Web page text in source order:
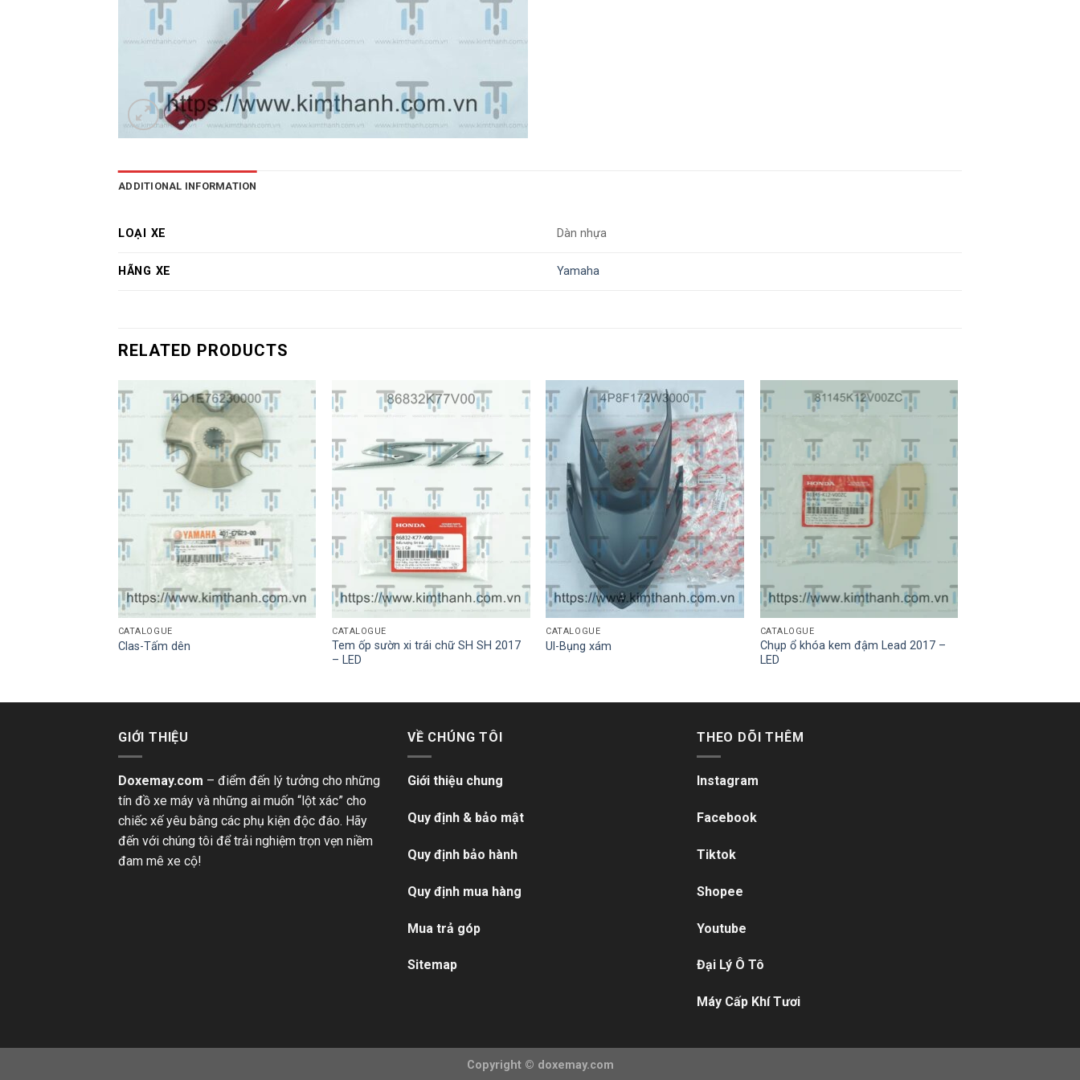
ADDITIONAL INFORMATION
LOẠI XE Dàn nhựa
HÃNG XE Yamaha
RELATED PRODUCTS
CATALOGUE
Clas-Tấm dên
CATALOGUE
Tem ốp sườn xi trái chữ SH SH 2017
– LED
CATALOGUE
Ul-Bụng xám
CATALOGUE
Chụp ổ khóa kem đậm Lead 2017 –
LED
GIỚI THIỆU
Doxemay.com – điểm đến lý tưởng cho những
tín đồ xe máy và những ai muốn “lột xác” cho
chiếc xế yêu bằng các phụ kiện độc đáo. Hãy
đến với chúng tôi để trải nghiệm trọn vẹn niềm
đam mê xe cộ!
VỀ CHÚNG TÔI
Giới thiệu chung
Quy định & bảo mật
Quy định bảo hành
Quy định mua hàng
Mua trả góp
Sitemap
THEO DÕI THÊM
Instagram
Facebook
Tiktok
Shopee
Youtube
Đại Lý Ô Tô
Máy Cấp Khí Tươi
Copyright © doxemay.com